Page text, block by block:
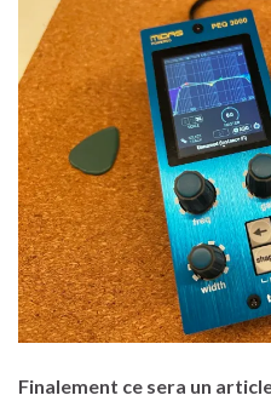
Finalement ce sera un